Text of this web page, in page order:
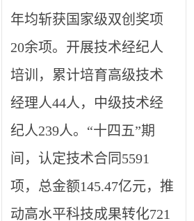
年均斩获国家级双创奖项
20余项。开展技术经纪人
培训，累计培育高级技术
经理人44人，中级技术经
纪人239人。“十四五”期
间，认定技术合同5591
项，总金额145.47亿元，推
动高水平科技成果转化721